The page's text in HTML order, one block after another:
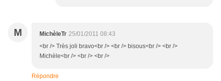
M MichèleTr 25/01/2011 08:43
<br /> Très joli bravo<br /> <br /> bisous<br /> <br />
Michèle<br /> <br /> <br />
Répondre